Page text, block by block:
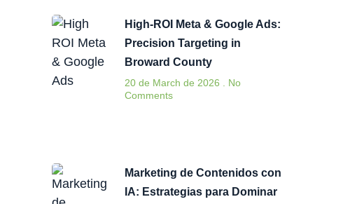
High-ROI Meta & Google Ads:
Precision Targeting in
Broward County
20 de March de 2026
No
Comments
Marketing de Contenidos con
IA: Estrategias para Dominar